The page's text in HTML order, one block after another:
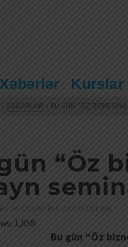
Xəbərlər Kurslar
» XƏBƏRLƏR » BU GÜN “ÖZ
“Öz
BY ACCOUNTING ACCOUNTING
1,858
Bu gün “Öz